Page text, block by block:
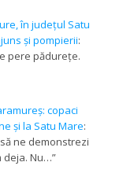
în județul Satu
și pompierii:
pere pădurețe.
copaci
și la Satu Mare:
ne demonstrezi
deja. Nu…”